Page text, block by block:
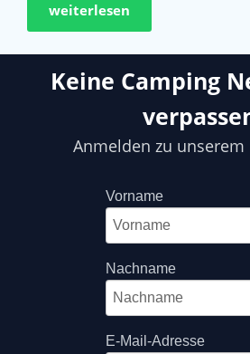
weiterlesen
Keine Camping
Anmelden zu
Vorname
Nachname
E-Mail-Adresse